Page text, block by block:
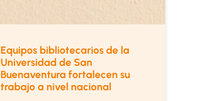
Equipos bibliotecarios de la
Universidad de San
Buenaventura fortalecen su
trabajo a nivel nacional